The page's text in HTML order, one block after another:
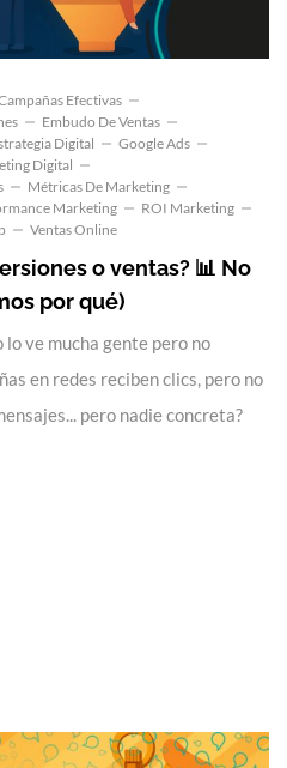
Efectivas
Embudo De Ventas
Digital
Google Ads
Digital
Métricas De Marketing
Marketing
ROI Marketing
Ventas Online
o ventas? 📊 No
por qué)
ve mucha gente pero no
en redes reciben clics, pero no
pero nadie concreta?